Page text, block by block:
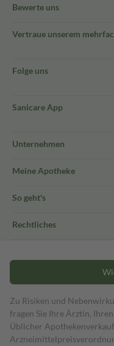
Bewerte uns
Vertraue unserem
Folge uns
Sanicare App
Unternehmen
Meine Apotheke
So geht's
Rechtliches
Zu Risiken und
fragen Sie Ihre Ärztin,
Üblicher